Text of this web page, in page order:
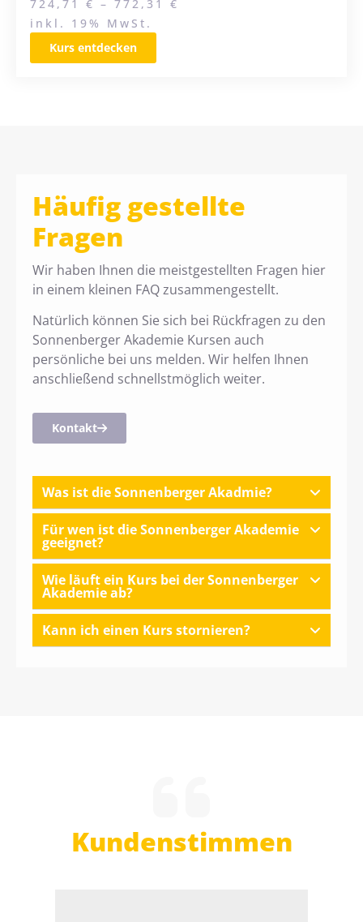
724,71 € – 772,31 €
inkl. 19% MwSt.
Kurs entdecken
Häufig gestellte
Fragen
Wir haben Ihnen die meistgestellten Fragen hier
in einem kleinen FAQ zusammengestellt.
Natürlich können Sie sich bei Rückfragen zu den
Sonnenberger Akademie Kursen auch
persönliche bei uns melden. Wir helfen Ihnen
anschließend schnellstmöglich weiter.
Kontakt
Was ist die Sonnenberger Akadmie?
Für wen ist die Sonnenberger Akademie
geeignet?
Wie läuft ein Kurs bei der Sonnenberger
Akademie ab?
Kann ich einen Kurs stornieren?
Kundenstimmen